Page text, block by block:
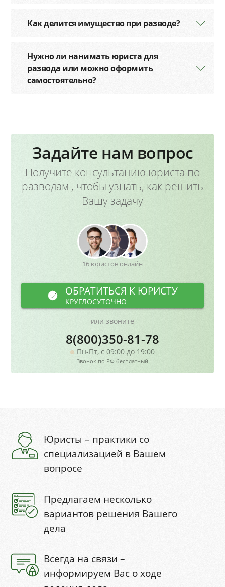
Как делится имущество при разводе?
Нужно ли нанимать юриста для
развода или можно оформить
самостоятельно?
Задайте нам вопрос
Получите консультацию юриста по
разводам , чтобы узнать, как решить
Вашу задачу
16 юристов онлайн
ОБРАТИТЬСЯ К ЮРИСТУ
КРУГЛОСУТОЧНО
или звоните
8(800)350-81-78
Пн-Пт, с 09:00 до 19:00
Звонок по РФ бесплатный
Юристы – практики со
специализацией в Вашем
вопросе
Предлагаем несколько
вариантов решения Вашего
дела
Всегда на связи –
информируем Вас о ходе